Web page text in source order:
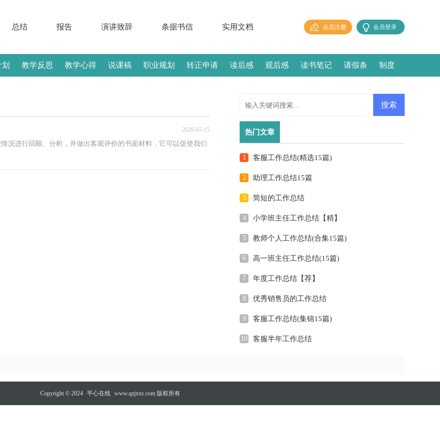
总结 报告 演讲致辞 条据书信 实用文档 会员登录
会员注册
教学反思 教学心得 说课稿 职业规划 转正申请 读后感 观后感 读书笔记 请假条 制度
2026-05-15
况进行回顾、分析，并做出客观评价的书面材料，它可以促使我们
热门文章
1 客服工作总结(精选15篇)
2 助理工作总结15篇
3 简短的工作总结
4 小学班主任工作总结【精】
5 教师个人工作总结(合集15篇)
6 高一班主任工作总结(15篇)
7 年度工作总结【荐】
8 优秀销售员的工作总结
9 客服工作总结(集锦15篇)
10 客服半年工作总结
Copyright © 2024 平心在线 www.qzjxxs.com 版权所有